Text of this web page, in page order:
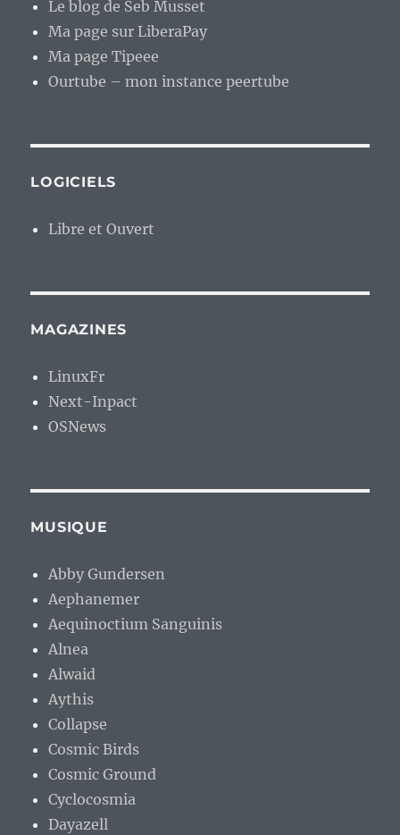
Le blog de Seb Musset
Ma page sur LiberaPay
Ma page Tipeee
Ourtube – mon instance peertube
LOGICIELS
Libre et Ouvert
MAGAZINES
LinuxFr
Next-Inpact
OSNews
MUSIQUE
Abby Gundersen
Aephanemer
Aequinoctium Sanguinis
Alnea
Alwaid
Aythis
Collapse
Cosmic Birds
Cosmic Ground
Cyclocosmia
Dayazell